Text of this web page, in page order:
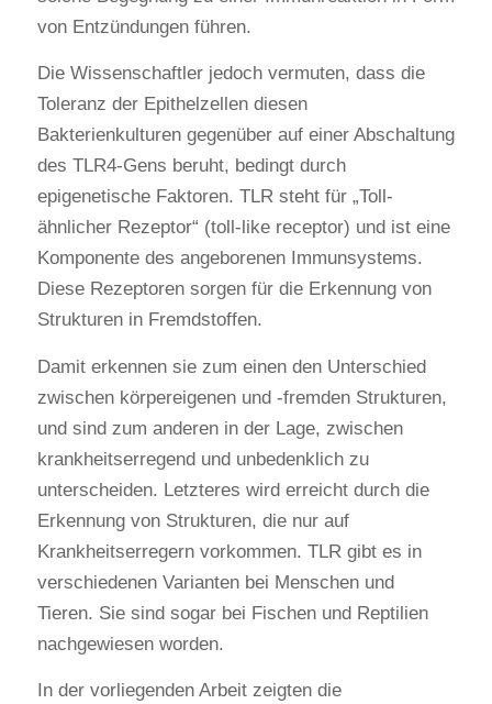
von Entzündungen führen.
Die Wissenschaftler jedoch vermuten, dass die
Toleranz der Epithelzellen diesen
Bakterienkulturen gegenüber auf einer Abschaltung
des TLR4-Gens beruht, bedingt durch
epigenetische Faktoren. TLR steht für „Toll-
ähnlicher Rezeptor“ (toll-like receptor) und ist eine
Komponente des angeborenen Immunsystems.
Diese Rezeptoren sorgen für die Erkennung von
Strukturen in Fremdstoffen.
Damit erkennen sie zum einen den Unterschied
zwischen körpereigenen und -fremden Strukturen,
und sind zum anderen in der Lage, zwischen
krankheitserregend und unbedenklich zu
unterscheiden. Letzteres wird erreicht durch die
Erkennung von Strukturen, die nur auf
Krankheitserregern vorkommen. TLR gibt es in
verschiedenen Varianten bei Menschen und
Tieren. Sie sind sogar bei Fischen und Reptilien
nachgewiesen worden.
In der vorliegenden Arbeit zeigten die